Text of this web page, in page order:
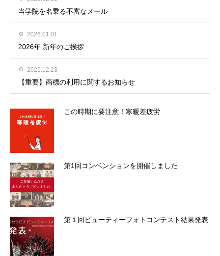
当学院を名乗る不審なメール
2026.01.01
2026年 新年のご挨拶
2025.12.23
【重要】商標の利用に関するお知らせ
この時期に要注意！寒暖差疲労
第1回コンベンションを開催しました
第１回ビューティーフォトコンテスト結果発表